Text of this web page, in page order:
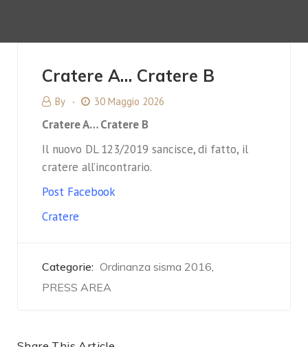
Cratere A… Cratere B
By 30 Maggio 2026
Cratere A… Cratere B
Il nuovo DL 123/2019 sancisce, di fatto, il
cratere all’incontrario.
Post Facebook
Cratere
Categorie: Ordinanza sisma 2016,
PRESS AREA